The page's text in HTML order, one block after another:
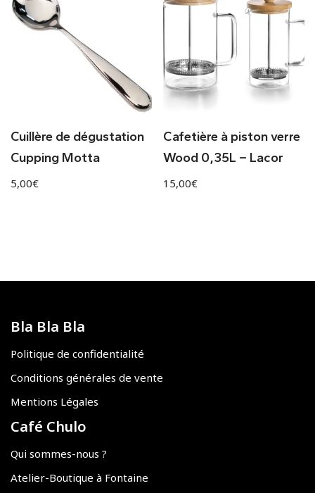
Cuillère de dégustation
Cupping Motta
5,00€
Cafetière à piston verre
Wood 0,35L – Lacor
15,00€
Bla Bla Bla
Politique de confidentialité
Conditions générales de vente
Mentions Légales
Café Chulo
Qui sommes-nous ?
Atelier-Boutique à Fontaine